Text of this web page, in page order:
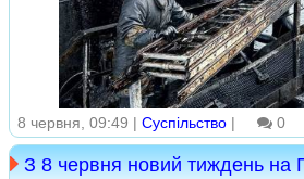
8 червня, 09:49 | Суспільство | 0
З 8 червня новий тиждень на